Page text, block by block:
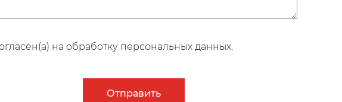
на обработку персональных данных.
Отправить